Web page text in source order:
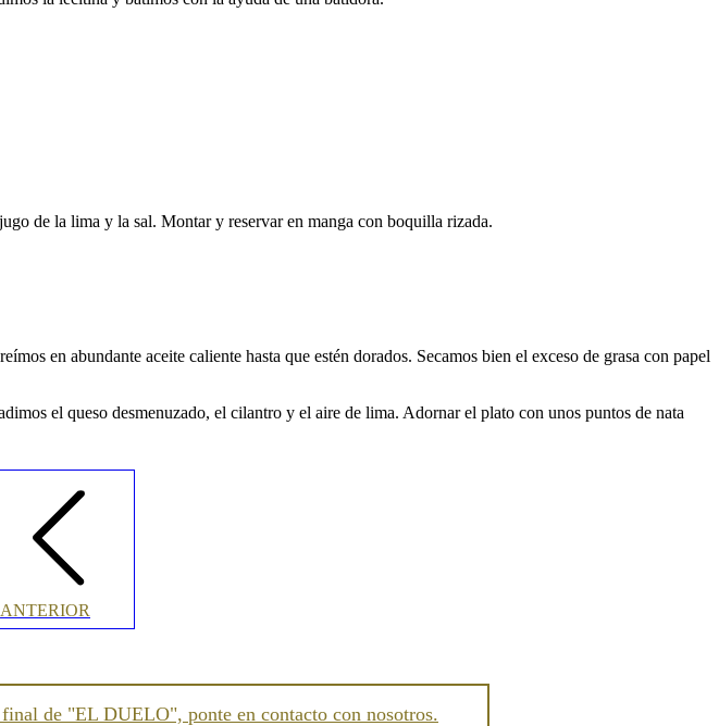
de la lima y la sal. Montar y reservar en manga con boquilla rizada.
en abundante aceite caliente hasta que estén dorados. Secamos bien el exceso de grasa con papel
el queso desmenuzado, el cilantro y el aire de lima. Adornar el plato con unos puntos de nata
ANTERIOR
ANTERIOR
de "EL DUELO", ponte en contacto con nosotros.